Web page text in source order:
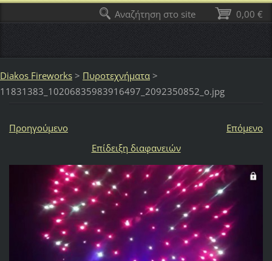
Diakos Fireworks > Πυροτεχνήματα >
11831383_10206835983916497_2092350852_o.jpg
Προηγούμενο
Επόμενο
Επίδειξη διαφανειών
0,00 €
Αναζήτηση στο site